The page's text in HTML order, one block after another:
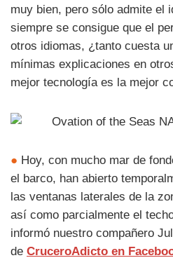
muy bien, pero sólo admite el
siempre se consigue que el
otros idiomas, ¿tanto cuesta
mínimas explicaciones en
mejor tecnología es la mejor
● Hoy, con mucho mar de
el barco, han abierto
las ventanas laterales de la
así como parcialmente el
informó nuestro compañero
de CruceroAdicto en